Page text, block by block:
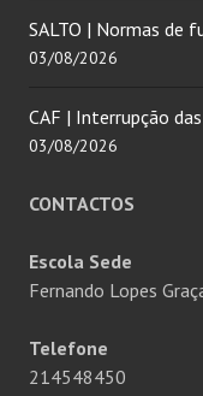
SALTO | Normas de
03/08/2026
CAF | Interrupção
03/08/2026
CONTACTOS
Escola Sede
Fernando Lopes
Telefone
214548450